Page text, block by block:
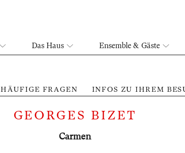
Das Haus Ensemble & Gäste
HÄUFIGE FRAGEN INFOS ZU IHREM
GEORGES BIZET
Carmen